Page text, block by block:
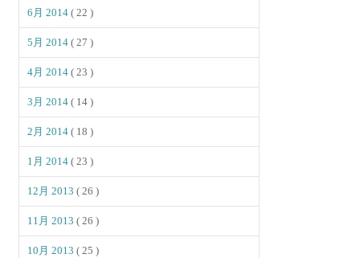
6月 2014( 22 )
5月 2014( 27 )
4月 2014( 23 )
3月 2014( 14 )
2月 2014( 18 )
1月 2014( 23 )
12月 2013( 26 )
11月 2013( 26 )
10月 2013( 25 )